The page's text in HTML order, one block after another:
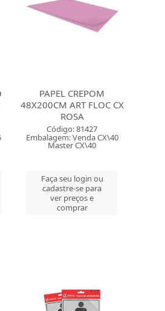
PAPEL CREPOM
48X200CM ART FLOC CX
ROSA
Código: 81427
Embalagem: Venda CX\40
Master CX\40
Faça seu login ou
cadastre-se para
ver preços e
comprar